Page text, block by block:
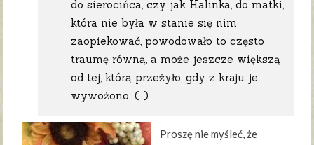
do sierocińca, czy jak Halinka, do matki,
która nie była w stanie się nim
zaopiekować, powodowało to często
traumę równą, a może jeszcze większą
od tej, którą przeżyło, gdy z kraju je
wywożono. (…)
Proszę nie myśleć, że